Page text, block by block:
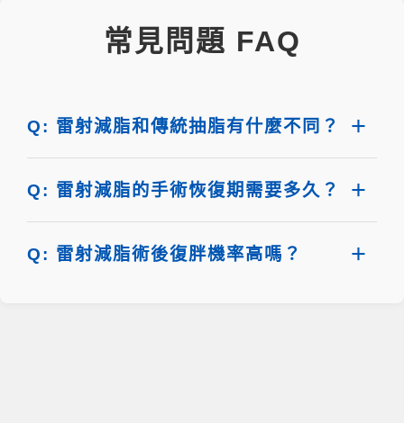
常見問題 FAQ
Q: 雷射減脂和傳統抽脂有什麼不同？
Q: 雷射減脂的手術恢復期需要多久？
Q: 雷射減脂術後復胖機率高嗎？